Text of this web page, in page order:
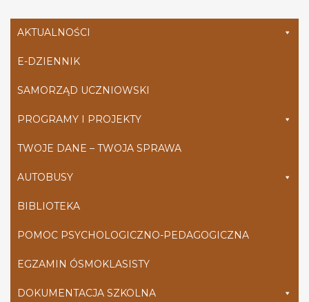
AKTUALNOŚCI
E-DZIENNIK
SAMORZĄD UCZNIOWSKI
PROGRAMY I PROJEKTY
TWOJE DANE – TWOJA SPRAWA
AUTOBUSY
BIBLIOTEKA
POMOC PSYCHOLOGICZNO-PEDAGOGICZNA
EGZAMIN ÓSMOKLASISTY
DOKUMENTACJA SZKOLNA